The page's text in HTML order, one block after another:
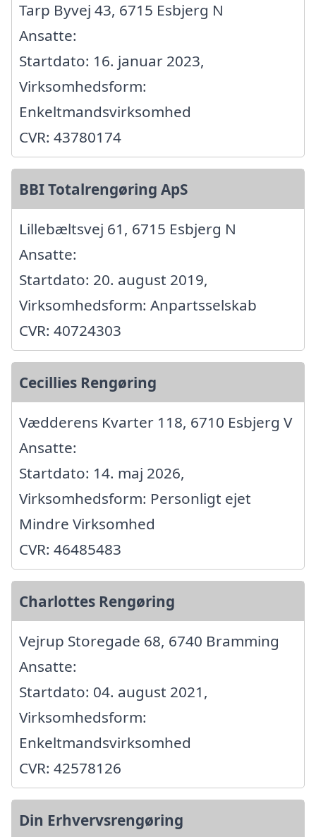
Tarp Byvej 43, 6715 Esbjerg N
Ansatte:
Startdato: 16. januar 2023,
Virksomhedsform:
Enkeltmandsvirksomhed
CVR: 43780174
BBI Totalrengøring ApS
Lillebæltsvej 61, 6715 Esbjerg N
Ansatte:
Startdato: 20. august 2019,
Virksomhedsform: Anpartsselskab
CVR: 40724303
Cecillies Rengøring
Vædderens Kvarter 118, 6710 Esbjerg V
Ansatte:
Startdato: 14. maj 2026,
Virksomhedsform: Personligt ejet
Mindre Virksomhed
CVR: 46485483
Charlottes Rengøring
Vejrup Storegade 68, 6740 Bramming
Ansatte:
Startdato: 04. august 2021,
Virksomhedsform:
Enkeltmandsvirksomhed
CVR: 42578126
Din Erhvervsrengøring